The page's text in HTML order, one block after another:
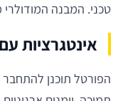
טכני. המבנה
אינטגרציות
הפורטל תוכנן להתחבר